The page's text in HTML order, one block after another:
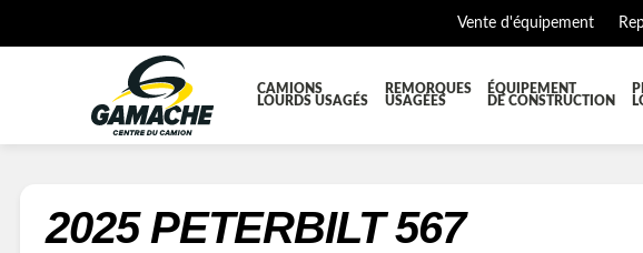
Vente d'équipement
CAMIONS
LOURDS USAGÉS
REMORQUES
USAGÉES
ÉQUIPEMENT
DE CONSTRUCTION
2025 PETERBILT 567